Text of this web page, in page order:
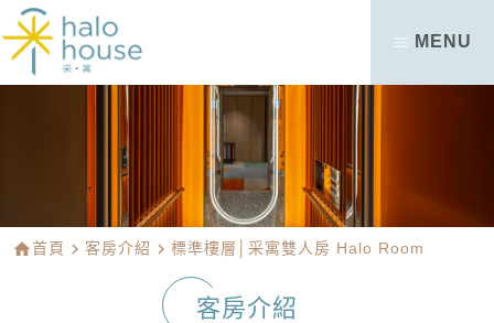
MENU
home首頁 navigate_next客房介紹 navigate_next標準樓層│采寓雙人房 Halo Room
客房介紹